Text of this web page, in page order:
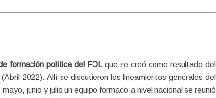
formación política del FOL que se creó como resultado del
2022). Allí se discutieron los lineamientos generales del
junio y julio un equipo formado a nivel nacional se reunió